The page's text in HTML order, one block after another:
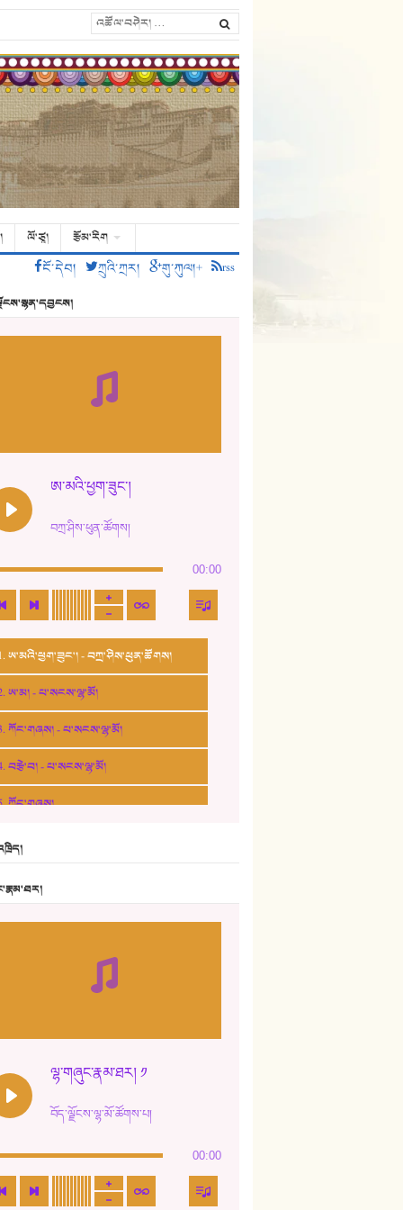
ལོ་ཙཱ།
རྩོམ་རིག
ངོ་དེབ།
ཀྲུའི་ཀྲར། གུ་ཀུལ།+ rss
ཨ་མའི་ཕྱག་ཟུང་།
བཀྲ་ཤིས་ཕུན་ཚོགས།
00:00
ཨ་མའི་ཕྱག་ཟུང་། - བཀྲ་ཤིས་ཕུན་ཚོགས།
ཨ་མ། - པ་སངས་ལྷ་མོ།
ཀོང་གཞས། - པ་སངས་ལྷ་མོ།
བརྩེ་བ། - པ་སངས་ལྷ་མོ།
ཀོང་གཞས།
ཆོལ་གསུམ་བྲོ་གཞས། - སྒྲོན་གསལ།
13. ཆུང་འདྲིས། - ཟླ་སྒྲོན།
ཤམ་པ་ལ་ཡི་སྲས་མོ།
ལྷ་གཞུང་རྣམ་ཐར། ༡
བོད་ལྗོངས་ལྷ་མོ་ཚོགས་པ།
00:00